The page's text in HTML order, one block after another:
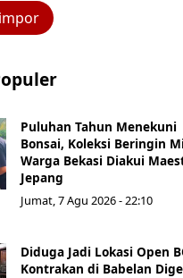
Puluhan Tahun Menekuni
Bonsai, Koleksi Beringin
Warga Bekasi Diakui
Jepang
Jumat, 7 Agu 2026 - 22:10
Diduga Jadi Lokasi Open
Kontrakan di Babelan